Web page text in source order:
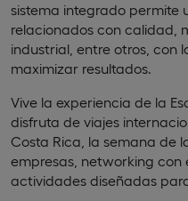
sistema integrado permite
relacionados con calidad,
industrial, entre otros, con
maximizar resultados.
Vive la experiencia de la
disfruta de viajes
Costa Rica, la semana de
empresas, networking con
actividades diseñadas